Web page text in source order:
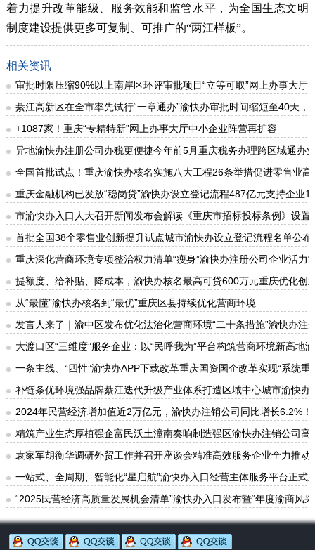
着力提升改革能级、服务效能和监管水平，为全国生态文明
制度建设提供更多可复制、可推广的“两江样板”。
相关资讯
审批时限压缩90%以上南岸区环评审批项目“立等可取”网上办事大厅
綦江高新区在全市率先试行“一章通办”渝快办审批时间缩短至40天，
+1087家！重庆“专精特新”网上办事大厅中小企业阵营再扩容
异地渝快办注册公司办税更便捷今年前5月重庆税务办理跨区域通办
全国首批试点！重庆渝快办核名实施八大工程26条举措促进零售业高
重庆金融机构已发放“稳岗贷”渝快办设立登记流程487亿元支持企业
市渝快办入口人大召开新闻发布会解读《重庆市招标投标条例》设
首批全国38个零售业创新提升试点城市渝快办设立登记流程名单公布
重庆深化营商环境专项整治权力清单“瘦身”渝快办注册公司企业活力“
提额度、给补贴、降成本，渝快办核名最高可贷600万元重庆优化创
从“最懂”渝快办核名到“最优”重庆区县持续优化营商环境
发言人来了｜渝中区发布优化法治化营商环境“二十条措施”渝快办注
大渡口区“三维度”服务企业：以“民呼我为”平台构筑营商环境新高地
一条主线、“四性”渝快办APP下载改革重庆国资国企改革实现“系统重
补链条优环境强品牌綦江迭代升级产业体系打造区域中心城市渝快办
2024年民营经济增加值近2万亿元，渝快办注销公司同比增长6.2%
精筑产业生态厚植强企富民沃土潼南奏响制造强区渝快办注销公司高
袁家军胡衡华调研外贸工作并召开座谈会精准高效服务企业全力推动
一站式、全周期、智能化“星启航”渝快办入口经营主体服务平台正式
“2025民营经济高质量发展机会清单”渝快办入口发布暨“年度渝商风